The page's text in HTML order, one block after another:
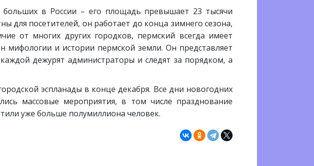
в России – его площадь превышает 23 тысячи
для посетителей, он работает до конца зимнего сезона,
от многих других городков, пермский всегда имеет
и истории пермской земли. Он представляет
дежурят администраторы и следят за порядком, а
эспланады в конце декабря. Все дни новогодних
массовые мероприятия, в том числе празднование
уже больше полумиллиона человек.